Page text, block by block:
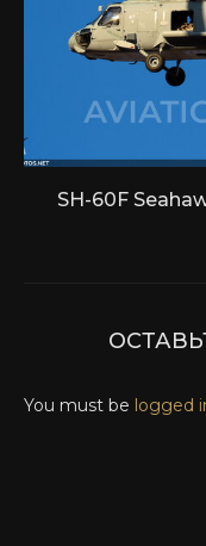
SH-60F
You must be logged